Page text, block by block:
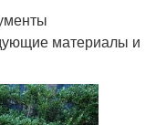
материалы и